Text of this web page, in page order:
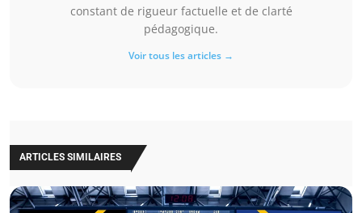
constant de rigueur factuelle et de clarté
pédagogique.
Voir tous les articles →
ARTICLES SIMILAIRES